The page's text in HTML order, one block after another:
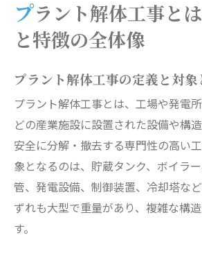
準
環境配慮と安全管理における最
プラント解体工事の法規制と行
識
プラント解体工事に関する多角
会社概要
プラント解体工事とは？基礎知識
と特徴の全体像
プラント解体工事の定義と対
プラント解体工事とは、工場や発電
どの産業施設に設置された設備や構
安全に分解・撤去する専門性の高い
象となるのは、貯蔵タンク、ボイラ
管、発電設備、制御装置、冷却塔な
ずれも大型で重量があり、複雑な構
す。